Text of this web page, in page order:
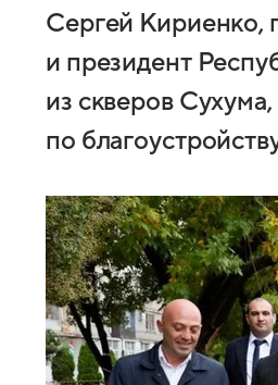
Сергей Кириенко,
и президент
из скверов
по